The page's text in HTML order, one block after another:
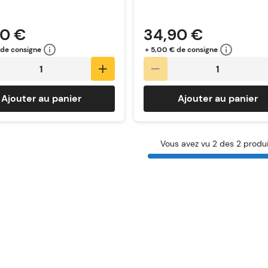
€
consigne
Ajouter au panier
34,90 €
+ 5,00 € de consigne
Ajouter au panier
Vous avez vu 2 des 2